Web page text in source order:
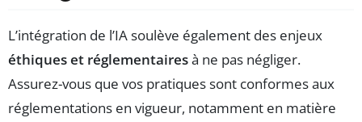
L’intégration de l’IA soulève également des enjeux
éthiques et réglementairesà ne pas négliger.
Assurez-vous que vos pratiques sont conformes aux
réglementations en vigueur, notamment en matière